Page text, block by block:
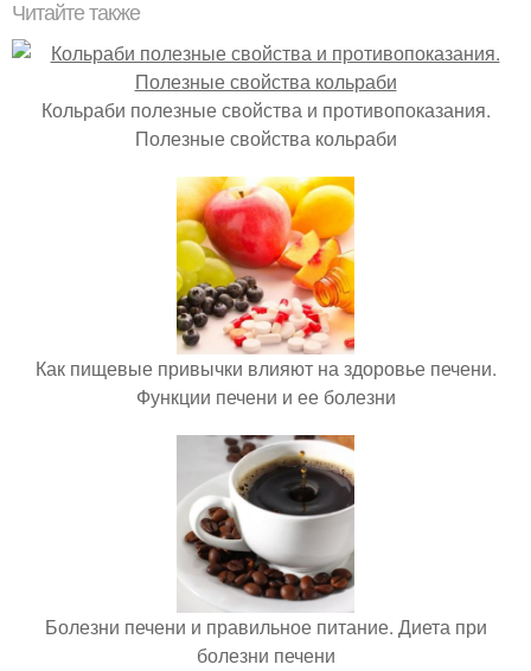
Читайте также
Кольраби полезные свойства и противопоказания.
Полезные свойства кольраби
Как пищевые привычки влияют на здоровье печени.
Функции печени и ее болезни
Болезни печени и правильное питание. Диета при
болезни печени